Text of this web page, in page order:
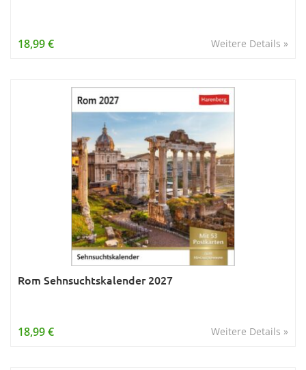
Weitere Details »
18,99 €
Rom Sehnsuchtskalender 2027
Weitere Details »
18,99 €